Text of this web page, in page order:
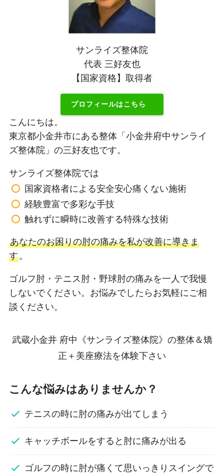
サンライズ整体院
代表 三好友也
【国家資格】取得者
プロフィールはこちら
こんにちは。
東京都小金井市にある整体「小金井府中サンライ
ズ整体院」の三好友也です。
サンライズ整体院では
国家資格者による安全安心痛くない施術
経験豊富で多彩な手技
触れずに瞬時に改善する特殊な技術
あなたのお困りの肘の痛みを私が改善に導きま
す。
ゴルフ肘・テニス肘・野球肘の痛みを一人で我慢
しないでください。お悩みでしたらお気軽にご相
談ください。
武蔵小金井 府中 《サンライズ整体院》 の整体＆矯
正＋美座療法を体験下さい
こんな悩みはありませんか？
テニスの時に肘の痛みが出てしまう
キャッチボールをすると肘に痛みが出る
ゴルフの時に肘が痛くて思いっきりスイングで